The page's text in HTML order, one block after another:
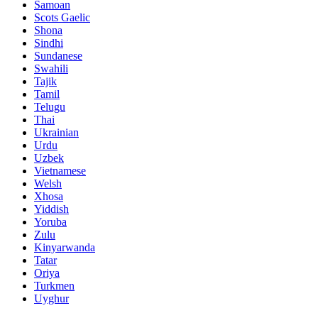
Samoan
Scots Gaelic
Shona
Sindhi
Sundanese
Swahili
Tajik
Tamil
Telugu
Thai
Ukrainian
Urdu
Uzbek
Vietnamese
Welsh
Xhosa
Yiddish
Yoruba
Zulu
Kinyarwanda
Tatar
Oriya
Turkmen
Uyghur